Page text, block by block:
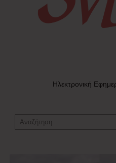
Ηλεκτρονική